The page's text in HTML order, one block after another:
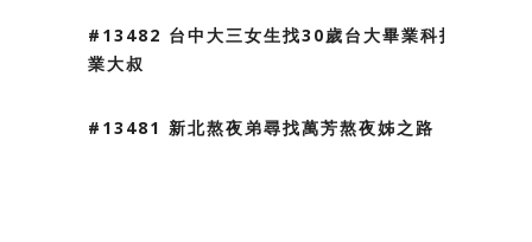
#13482 台中大三女生找30歲台大畢業科技
業大叔
#13481 新北熬夜弟尋找萬芳熬夜姊之路